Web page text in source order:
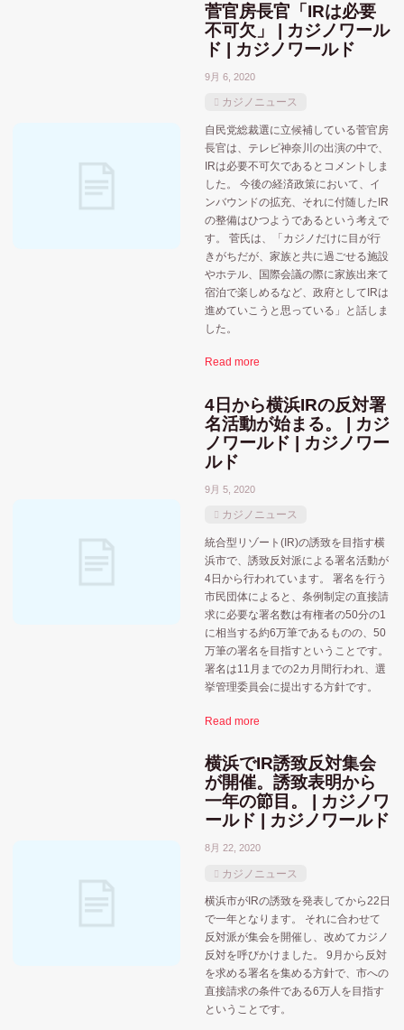
菅官房長官「IRは必要
不可欠」 | カジノワール
ド | カジノワールド
9月 6, 2020
カジノニュース
自民党総裁選に立候補している菅官房
長官は、テレビ神奈川の出演の中で、
IRは必要不可欠であるとコメントしま
した。 今後の経済政策において、イ
ンバウンドの拡充、それに付随したIR
の整備はひつようであるという考えで
す。 菅氏は、「カジノだけに目が行
きがちだが、家族と共に過ごせる施設
やホテル、国際会議の際に家族出来て
宿泊で楽しめるなど、政府としてIRは
進めていこうと思っている」と話しま
した。
Read more
4日から横浜IRの反対署
名活動が始まる。 | カジ
ノワールド | カジノワー
ルド
9月 5, 2020
カジノニュース
統合型リゾート(IR)の誘致を目指す横
浜市で、誘致反対派による署名活動が
4日から行われています。 署名を行う
市民団体によると、条例制定の直接請
求に必要な署名数は有権者の50分の1
に相当する約6万筆であるものの、50
万筆の署名を目指すということです。
署名は11月までの2カ月間行われ、選
挙管理委員会に提出する方針です。
Read more
横浜でIR誘致反対集会
が開催。誘致表明から
一年の節目。 | カジノワ
ールド | カジノワールド
8月 22, 2020
カジノニュース
横浜市がIRの誘致を発表してから22日
で一年となります。 それに合わせて
反対派が集会を開催し、改めてカジノ
反対を呼びかけました。 9月から反対
を求める署名を集める方針で、市への
直接請求の条件である6万人を目指す
ということです。